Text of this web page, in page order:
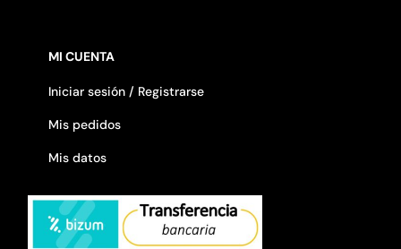
MI CUENTA
Iniciar sesión / Registrarse
Mis pedidos
Mis datos